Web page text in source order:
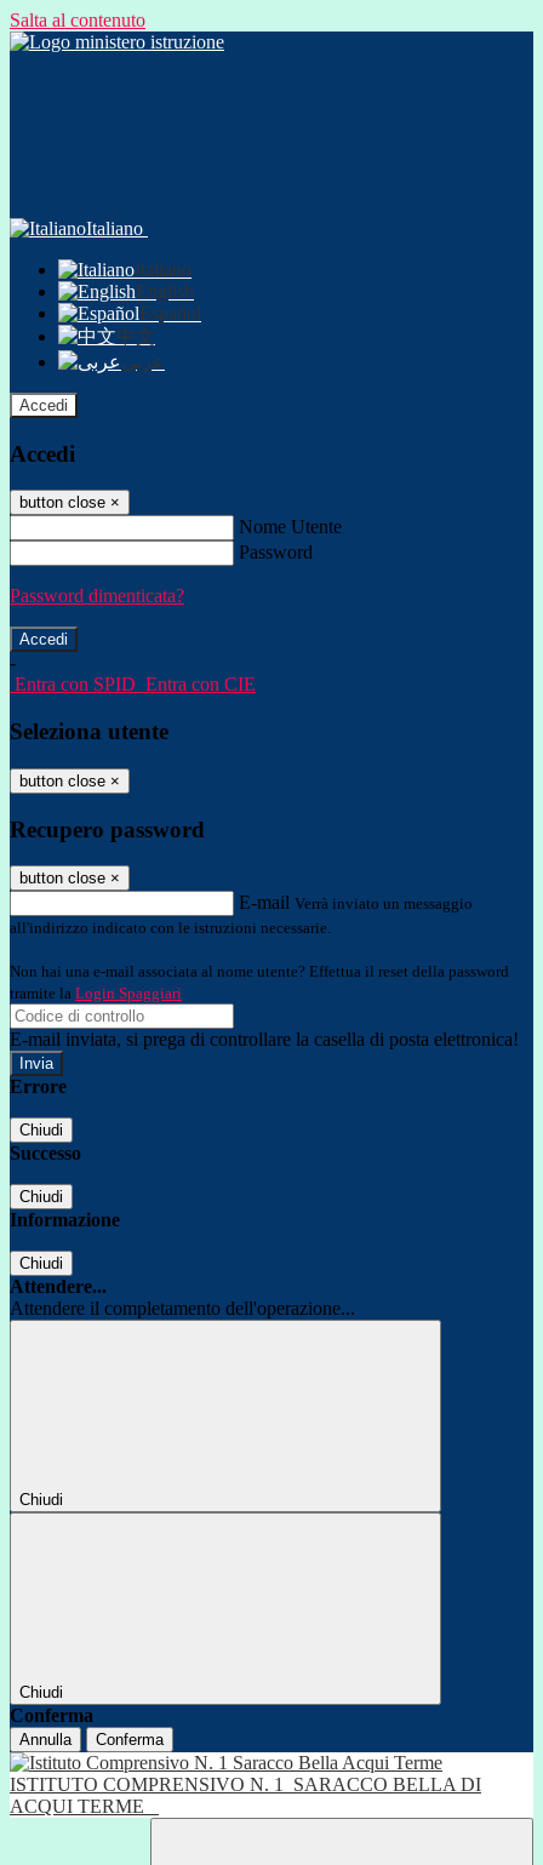
Salta al contenuto
Italiano
Italiano
English
Español
中文
عربى
Accedi
Accedi
button close ×
Nome Utente
Password
Password dimenticata?
-
Entra con SPID Entra con CIE
Seleziona utente
button close ×
Recupero password
button close ×
E-mail Verrà inviato un messaggio
all'indirizzo indicato con le istruzioni necessarie.
Non hai una e-mail associata al nome utente? Effettua il reset della password
tramite la Login Spaggiari
E-mail inviata, si prega di controllare la casella di posta elettronica!
Errore
Chiudi
Successo
Chiudi
Informazione
Chiudi
Attendere...
Attendere il completamento dell'operazione...
Chiudi
Chiudi
Conferma
Annulla Conferma
ISTITUTO COMPRENSIVO N. 1
SARACCO BELLA DI
ACQUI TERME